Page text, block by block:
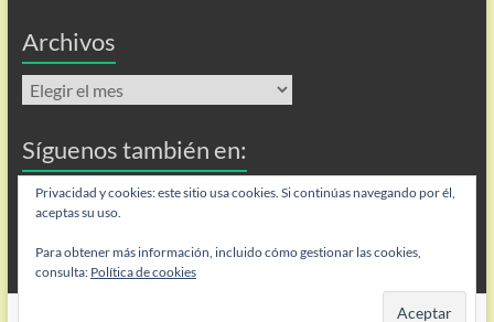
Archivos
Archivos
Síguenos también en:
Flip
. Todos los derechos reservados.
Privacidad y cookies: este sitio usa cookies. Si continúas navegando por él,
aceptas su uso.
Para obtener más información, incluido cómo gestionar las cookies,
consulta: Política de cookies